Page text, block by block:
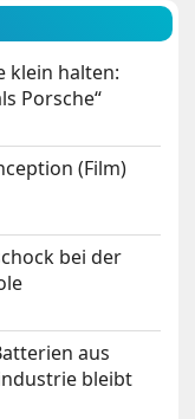
klein halten:
Porsche“
(Film)
bei der
aus
bleibt